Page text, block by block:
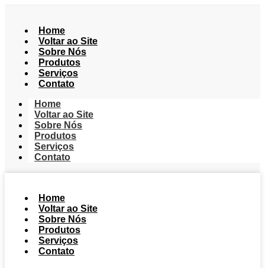
Home
Voltar ao Site
Sobre Nós
Produtos
Serviços
Contato
Home
Voltar ao Site
Sobre Nós
Produtos
Serviços
Contato
Home
Voltar ao Site
Sobre Nós
Produtos
Serviços
Contato